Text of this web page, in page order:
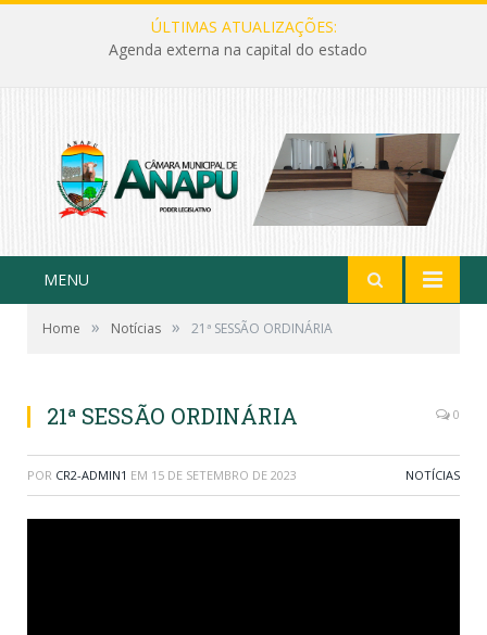
ÚLTIMAS ATUALIZAÇÕES:
Agenda externa na capital do estado
MENU
Home » Notícias » 21ª SESSÃO ORDINÁRIA
21ª SESSÃO ORDINÁRIA 0
POR CR2-ADMIN1 EM 15 DE SETEMBRO DE 2023 NOTÍCIAS